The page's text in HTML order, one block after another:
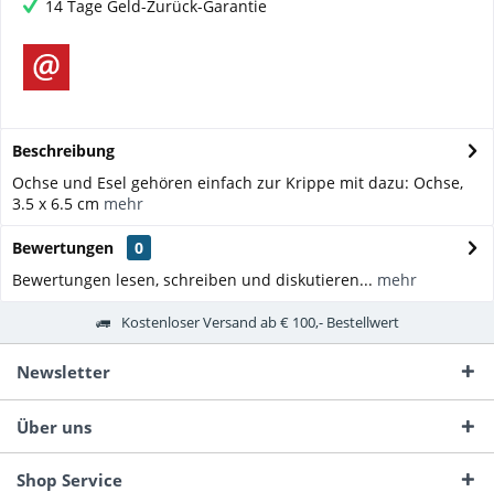
14 Tage Geld-Zurück-Garantie
Beschreibung
Ochse und Esel gehören einfach zur Krippe mit dazu: Ochse,
3.5 x 6.5 cm mehr
Bewertungen
0
Bewertungen lesen, schreiben und diskutieren... mehr
Kostenloser Versand ab € 100,- Bestellwert
Newsletter
Über uns
Shop Service